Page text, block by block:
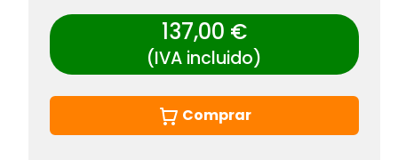
137,00 €
(IVA incluido)
Comprar